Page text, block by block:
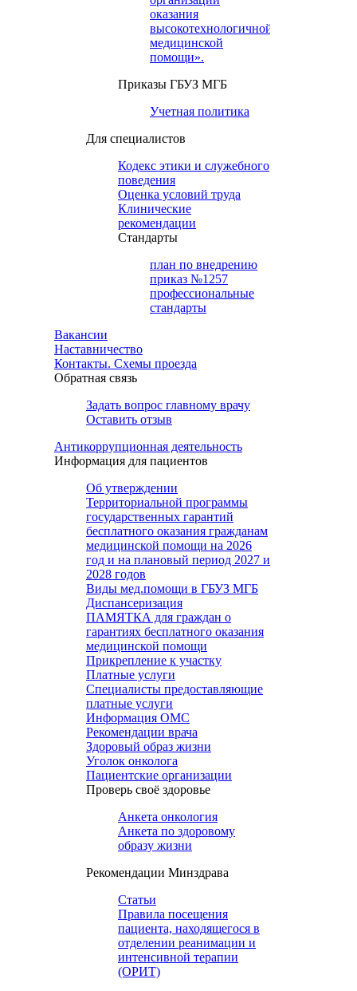
оказания
высокотехнологичной
медицинской
помощи».
Приказы ГБУЗ МГБ
Учетная политика
Для специалистов
Кодекс этики и служебного
поведения
Оценка условий труда
Клинические
рекомендации
Cтандарты
план по внедрению
приказ №1257
профессиональные
стандарты
Вакансии
Наставничество
Контакты. Схемы проезда
Обратная связь
Задать вопрос главному врачу
Оставить отзыв
Антикоррупционная деятельность
Информация для пациентов
Об утверждении
Территориальной программы
государственных гарантий
бесплатного оказания гражданам
медицинской помощи на 2026
год и на плановый период 2027 и
2028 годов
Виды мед.помощи в ГБУЗ МГБ
Диспансеризация
ПАМЯТКА для граждан о
гарантиях бесплатного оказания
медицинской помощи
Прикрепление к участку
Платные услуги
Специалисты предоставляющие
платные услуги
Информация ОМС
Рекомендации врача
Здоровый образ жизни
Уголок онколога
Пациентские организации
Проверь своё здоровье
Анкета онкология
Анкета по здоровому
образу жизни
Рекомендации Минздрава
Статьи
Правила посещения
пациента, находящегося в
отделении реанимации и
интенсивной терапии
(ОРИТ)